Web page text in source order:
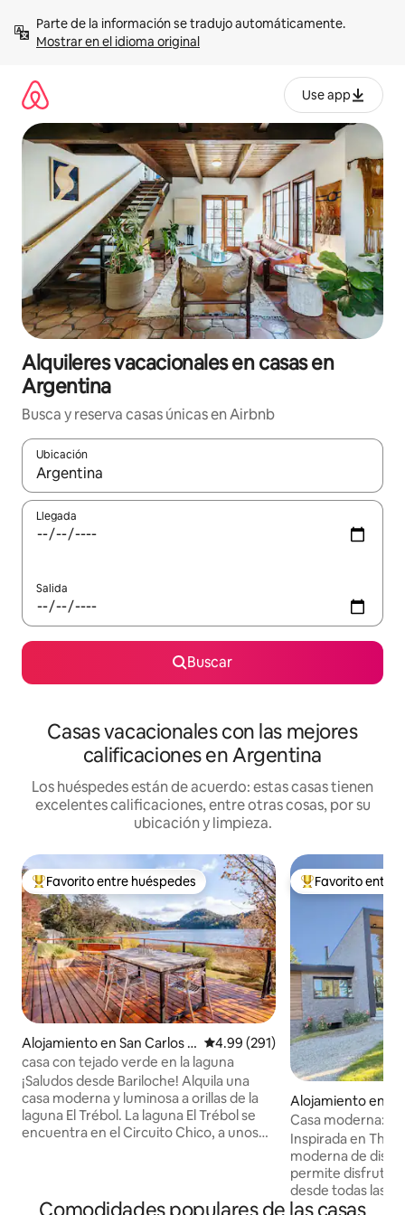
contenidoMostrar en el idioma original
Use app
Alquileres vacacionales en casas en
Argentina
Busca y reserva casas únicas en Airbnb
Ubicación
Cuando los resultados estén disponibles, navega con las
Llegada
Salida
Buscar
Casas vacacionales con las mejores
calificaciones en Argentina
Los huéspedes están de acuerdo: estas casas tienen
excelentes calificaciones, entre otras cosas, por su
ubicación y limpieza.
Favorito entre huéspedes preferido
Favorito entre huéspedes
Alojamiento en San Carlos d
e Bariloche
Calificación promedio: 4.99 de
4.99 (291)
casa con tejado verde en la laguna
¡Saludos desde Bariloche! Alquila una
casa moderna y luminosa a orillas de la
laguna El Trébol. La laguna El Trébol se
encuentra en el Circuito Chico, a unos
kilómetros de lugares de increíble
Favorito entre
Favorito entre
Alojamiento en
ariloche
Casa moderna:
Catedral Ski
Inspirada en The
moderna de
permite disfrutar
desde todas las
está bien situada